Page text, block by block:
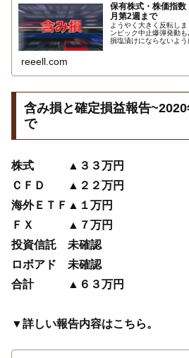
保有株式・株価指
月第2週まで
ようやく大きく反転し
ンピック中止爆弾発動
損塩漬けにならないよう
2020年3月第2週までの
reeell.com
含み損と確定損益報告
で
株式 ▲３３万円
ＣＦＤ ▲２２万円
海外ＥＴＦ▲１万円
ＦＸ ▲７万円
投資信託 未確認
ロボアド 未確認
合計 ▲６３万円
▼詳しい報告内容はこちら。